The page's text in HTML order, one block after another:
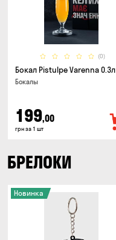
(0)
Бокал Pistulpe Varenna 0.3л
Бокалы
199,00
грн за 1 шт
БРЕЛОКИ
Новинка